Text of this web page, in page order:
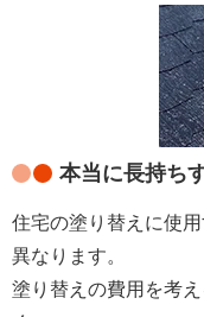
本当に長持ち
住宅の塗り替えに使
異なります。
塗り替えの費用を考